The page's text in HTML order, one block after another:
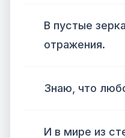
В пустые
отражения.
Знаю, что
И в мире из